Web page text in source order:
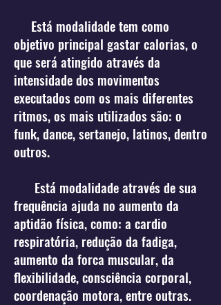
Está modalidade tem como
objetivo principal gastar calorias, o
que será atingido através da
intensidade dos movimentos
executados com os mais diferentes
ritmos, os mais utilizados são: o
funk, dance, sertanejo, latinos, dentro
outros.
Está modalidade através de sua
frequência ajuda no aumento da
aptidão física, como: a cardio
respiratória, redução da fadiga,
aumento da forca muscular, da
flexibilidade, consciência corporal,
coordenação motora, entre outras.